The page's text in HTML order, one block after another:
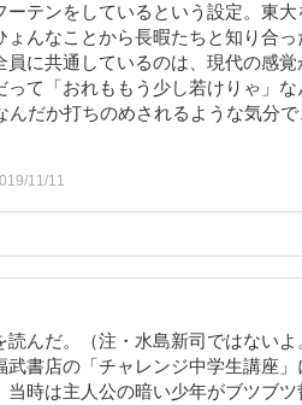
ーテンをしているという設定。東
んなことから長暇たちと知り合っ
に共通しているのは、現代の感
て「おれももう少し若けりゃ」な
んだか打ちのめされるような気分
11/11
んだ。（注・水島新司ではないよ
書店の「チャレンジ中学生講座」
時は主人公の暗い少年がブツブ